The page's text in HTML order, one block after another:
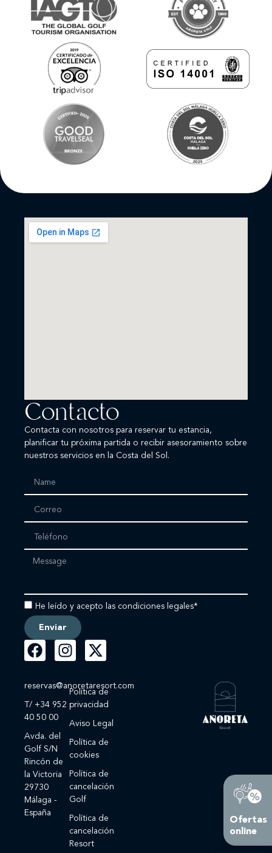
Contacto
Contacta con nosotros para reservar tu estancia,
planificar tu próxima partida o recibir asesoramiento sobre
nuestros servicios en la Costa del Sol.
He leído y acepto las condiciones legales*
Enviar
reservas@anoretaresort.com
T/ +34 952
40 50 00
Avda. del
Golf S/N
Rincón de
la Victoria
29730
Málaga -
España
Política de
privacidad
Aviso Legal
Política de
cookies
Política de
cancelación
Golf
Política de
cancelación
Resort
Ofertas
online